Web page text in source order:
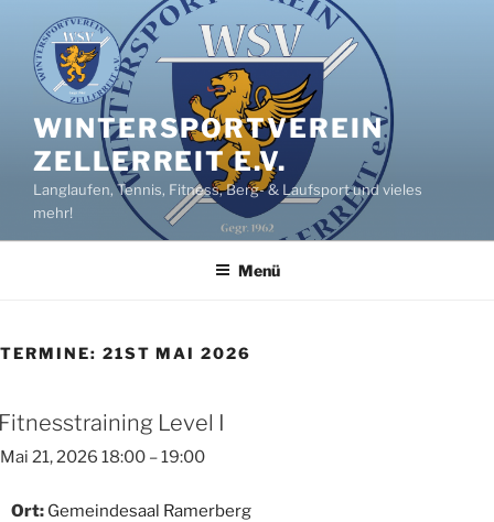
Inhalt
springen
WINTERSPORTVEREIN
ZELLERREIT E.V.
Langlaufen, Tennis, Fitness, Berg- & Laufsport und vieles
mehr!
Menü
TERMINE: 21ST MAI 2026
Level I
Mai 21, 2026 18:00 –19:00
Ort: Gemeindesaal Ramerberg